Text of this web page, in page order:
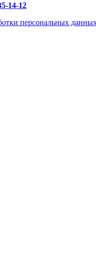
14-12
персональных данных